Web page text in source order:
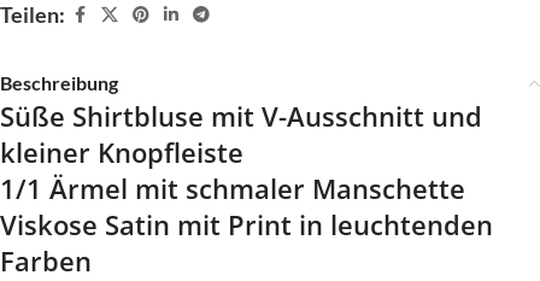
Teilen:
Beschreibung
Süße Shirtbluse mit V-Ausschnitt und
kleiner Knopfleiste
1/1 Ärmel mit schmaler Manschette
Viskose Satin mit Print in leuchtenden
Farben